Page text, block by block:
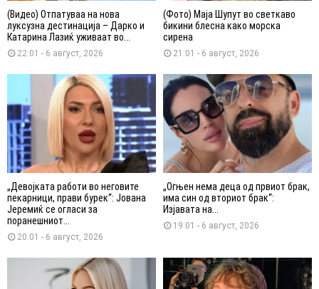
(Видео) Отпатуваа на нова
луксузна дестинација – Дарко и
Катарина Лазиќ уживаат во...
22:01 - 6 август, 2026
(Фото) Маја Шупут во светкаво
бикини блесна како морска
сирена
21:01 - 6 август, 2026
„Девојката работи во неговите
пекарници, прави бурек“: Јована
Јеремиќ се огласи за
поранешниот...
20:01 - 6 август, 2026
„Огњен нема деца од првиот брак,
има син од вториот брак“:
Изјавата на...
19:01 - 6 август, 2026